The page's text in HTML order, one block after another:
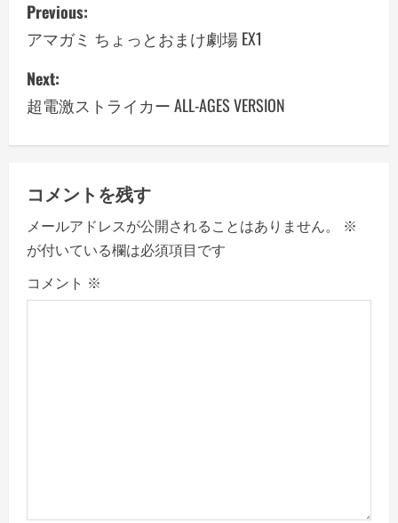
o
s
t
n
a
v
i
g
Previous:
アマガミ ちょっとおまけ劇場 EX1
Next:
超電激ストライカー ALL-AGES VERSION
コメントを残す
メールアドレスが公開されることはありません。
※
が付いている欄は必須項目です
コメント ※